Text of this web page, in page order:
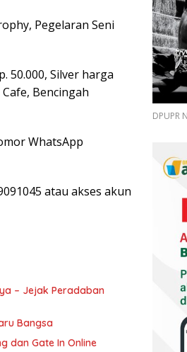
Pegelaran Seni
50.000, Silver harga
Bencingah
WhatsApp
atau akses akun
– Jejak Peradaban
Bangsa
dan Gate In Online
DPUPR